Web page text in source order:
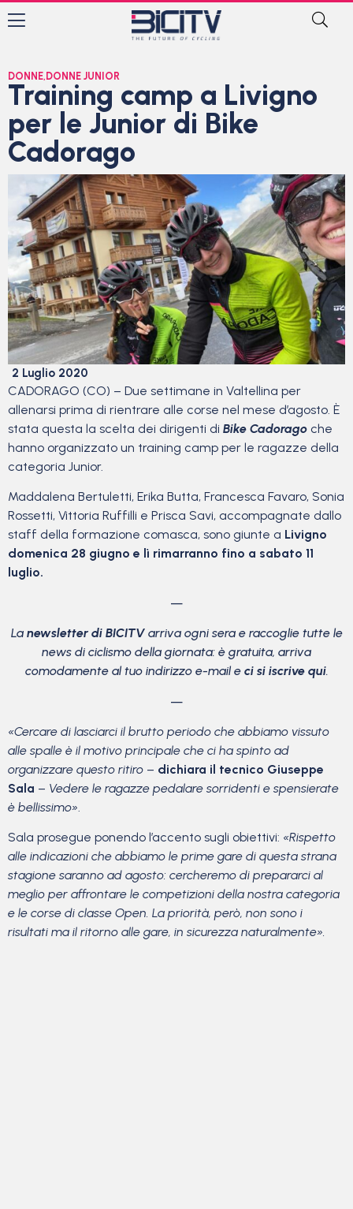
DONNE, DONNE JUNIOR
Training camp a Livigno
per le Junior di Bike
Cadorago
2 Luglio 2020
CADORAGO (CO) – Due settimane in Valtellina per
allenarsi prima di rientrare alle corse nel mese d’agosto. È
stata questa la scelta dei dirigenti di Bike Cadorago che
hanno organizzato un training camp per le ragazze della
categoria Junior.
Maddalena Bertuletti, Erika Butta, Francesca Favaro, Sonia
Rossetti, Vittoria Ruffilli e Prisca Savi, accompagnate dallo
staff della formazione comasca, sono giunte a Livigno
domenica 28 giugno e lì rimarranno fino a sabato 11
luglio.
—
La newsletter di BICITVarriva ogni sera e raccoglie tutte le
news di ciclismo della giornata: è gratuita, arriva
comodamente al tuo indirizzo e-mail e ci si iscrive qui.
—
«Cercare di lasciarci il brutto periodo che abbiamo vissuto
alle spalle è il motivo principale che ci ha spinto ad
organizzare questo ritiro – dichiara il tecnico Giuseppe
Sala – Vedere le ragazze pedalare sorridenti e spensierate
è bellissimo».
Sala prosegue ponendo l’accento sugli obiettivi: «Rispetto
alle indicazioni che abbiamo le prime gare di questa strana
stagione saranno ad agosto: cercheremo di prepararci al
meglio per affrontare le competizioni della nostra categoria
e le corse di classe Open. La priorità, però, non sono i
risultati ma il ritorno alle gare, in sicurezza naturalmente».